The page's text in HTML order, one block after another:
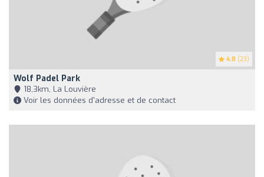
4.8 (23)
Wolf Padel Park
18,3km, La Louvière
Voir les données d'adresse et de contact